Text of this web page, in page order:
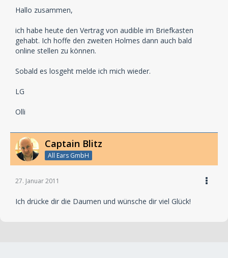
Hallo zusammen,
ich habe heute den Vertrag von audible im Briefkasten
gehabt. Ich hoffe den zweiten Holmes dann auch bald
online stellen zu können.
Sobald es losgeht melde ich mich wieder.
LG
Olli
Captain Blitz
All Ears GmbH
27. Januar 2011
Ich drücke dir die Daumen und wünsche dir viel Glück!